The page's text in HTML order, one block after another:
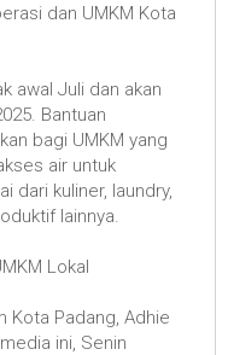
dan UMKM Kota
awal Juli dan akan
Bantuan
bagi UMKM yang
air untuk
dari kuliner, laundry,
lainnya.
Lokal
Kota Padang, Adhie
ini, Senin